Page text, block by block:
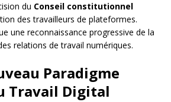
du Conseil constitutionnel
des travailleurs de plateformes.
une reconnaissance progressive de la
relations de travail numériques.
Paradigme
Travail Digital